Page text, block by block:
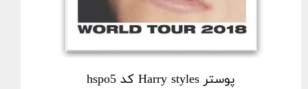
پوستر Harry styles کد hspo5